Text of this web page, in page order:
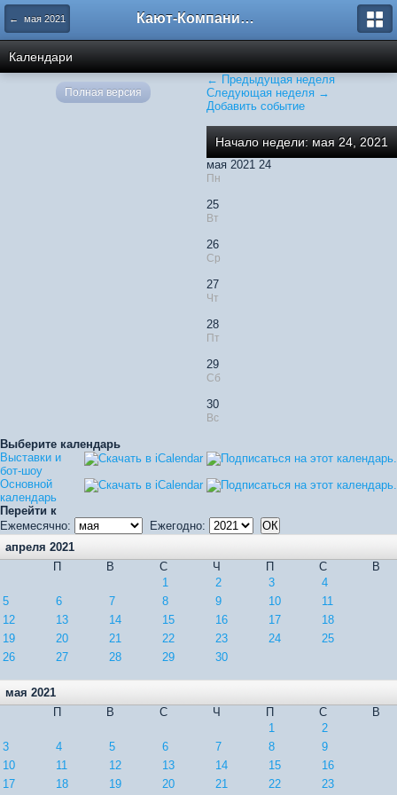
← мая 2021 Кают-Компания "Катера и Яхты"
Календари
← Предыдущая неделя
Следующая неделя →
Добавить событие
Начало недели: мая 24, 2021
мая 2021 24
Пн
25
Вт
26
Ср
27
Чт
28
Пт
29
Сб
30
Вс
Выберите календарь
Выставки и
бот-шоу
Основной
календарь
Перейти к
Ежемесячно:
Ежегодно:
апреля 2021
П
В С Ч П С
В
1
2 3
4
5
6 7 8 9 10
11
12
13 14 15 16 17
18
19
20 21 22 23 24
25
26
27 28 29 30
мая 2021
П
В С Ч П С
В
1
2
3
4 5 6 7 8
9
10
11 12 13 14 15
16
17
18 19 20 21 22 23
Полная версия